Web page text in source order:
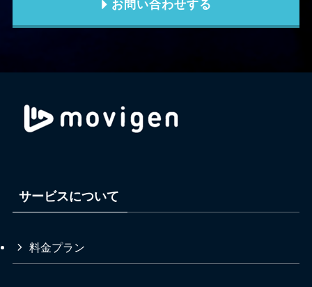
お問い合わせする
サービスについて
料金プラン